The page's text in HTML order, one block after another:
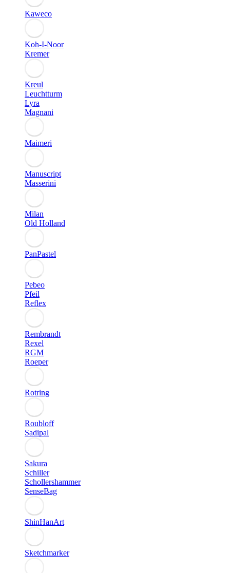
Kaweco
Koh-I-Noor
Kremer
Kreul
Leuchtturm
Lyra
Magnani
Maimeri
Manuscript
Masserini
Milan
Old Holland
PanPastel
Pebeo
Pfeil
Reflex
Rembrandt
Rexel
RGM
Roeper
Rotring
Roubloff
Sadipal
Sakura
Schiller
Schollershammer
SenseBag
ShinHanArt
Sketchmarker